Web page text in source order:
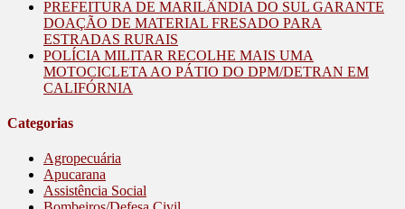
PREFEITURA DE MARILÂNDIA DO SUL GARANTE
DOAÇÃO DE MATERIAL FRESADO PARA
ESTRADAS RURAIS
POLÍCIA MILITAR RECOLHE MAIS UMA
MOTOCICLETA AO PÁTIO DO DPM/DETRAN EM
CALIFÓRNIA
Categorias
Agropecuária
Apucarana
Assistência Social